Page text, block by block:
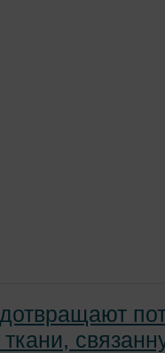
ткани,